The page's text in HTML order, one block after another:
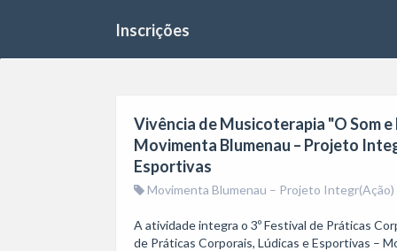
Inscrições
Vivência de Musicoterapia "O Som
Movimenta Blumenau – Projeto
Esportivas
Movimenta Blumenau – Projeto
A atividade integra o 3º Festival de Práticas
de Práticas Corporais, Lúdicas e Esportivas –